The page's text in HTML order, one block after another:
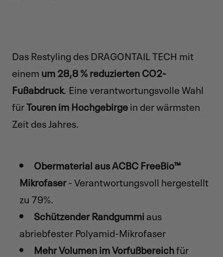
Das Restyling des DRAGONTAIL TECH mit
einem um 28,8 % reduzierten CO2-
Fußabdruck. Eine verantwortungsvolle Wahl
fürTouren im Hochgebirgein der wärmsten
Zeit des Jahres.
Obermaterial aus ACBC FreeBio™
Mikrofaser- Verantwortungsvoll hergestellt
zu 79%.
Schützender Randgummi aus
abriebfester Polyamid-Mikrofaser
Mehr Volumen im Vorfußbereichfür